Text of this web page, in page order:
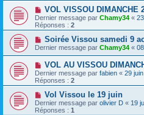
VOL VISSOU DIMANCHE
Dernier message par Chamy34 «
Réponses : 2
Soirée Vissou samedi 9
Dernier message par Chamy34 «
VOL AU VISSOU
Dernier message par fabien « 29
Réponses : 2
Vol Vissou le 19 juin
Dernier message par olivier D « 19
Réponses : 1